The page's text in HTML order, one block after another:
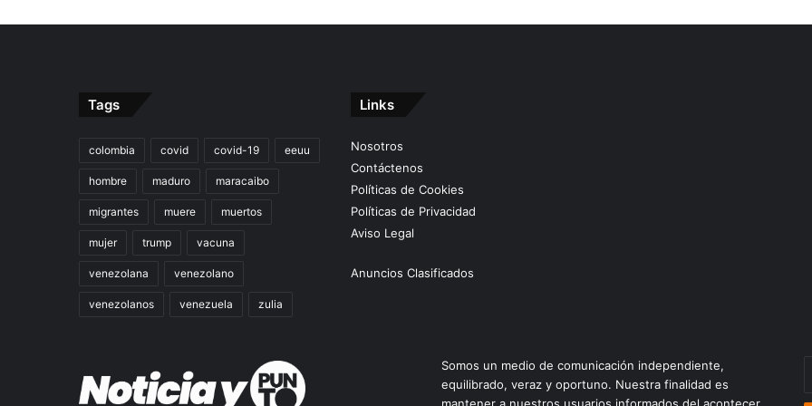
Tags
colombia covid covid-19 eeuu
hombre maduro maracaibo
migrantes muere muertos
mujer trump vacuna
venezolana venezolano
venezolanos venezuela zulia
Links
Nosotros
Contáctenos
Políticas de Cookies
Políticas de Privacidad
Aviso Legal
Anuncios Clasificados
Somos un medio de comunicación independiente,
equilibrado, veraz y oportuno. Nuestra finalidad es